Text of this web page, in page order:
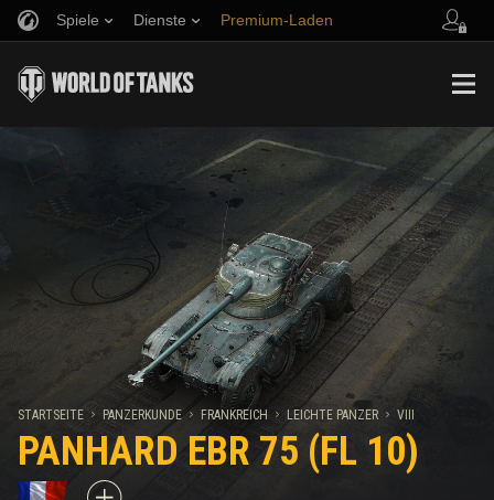
Spiele Dienste Premium-Laden
Musik
Richtlinien zum Fairplay
Wargaming.net Game Center
Ratgeber zu Twitch-Drops
Empfehle einen Freund
Discord
Mod-Hub
Medien
STARTSEITE PANZERKUNDE FRANKREICH LEICHTE PANZER VIII
PANHARD EBR 75 (FL 10)